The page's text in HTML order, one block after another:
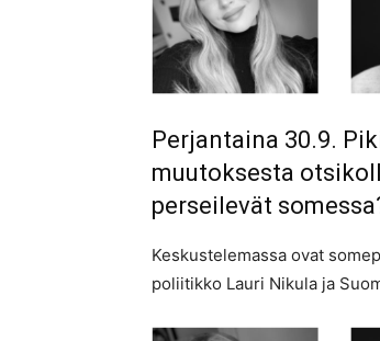
Perjantaina 30.9.
muutoksesta
perseilevät
Keskustelemassa ovat
poliitikko Lauri Nikula ja